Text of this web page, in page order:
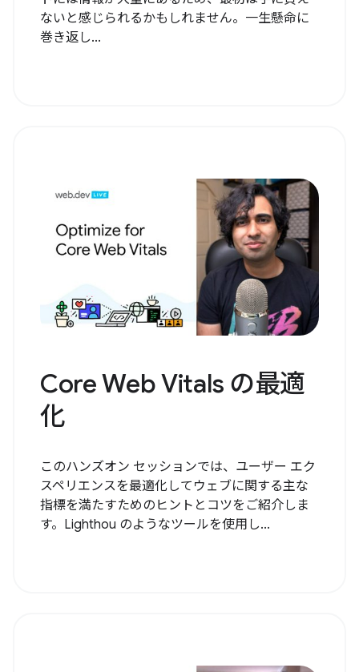
ないと感じられるかもしれません。一生懸命に
巻き返し...
Core Web Vitals の最適
化
このハンズオン セッションでは、ユーザー エク
スペリエンスを最適化してウェブに関する主な
指標を満たすためのヒントとコツをご紹介しま
す。Lighthou のようなツールを使用し...